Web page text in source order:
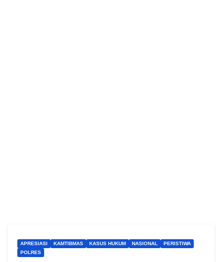
APRESIASI KAMTIBMAS KASUS HUKUM NASIONAL
PERISTIWA
POLRES